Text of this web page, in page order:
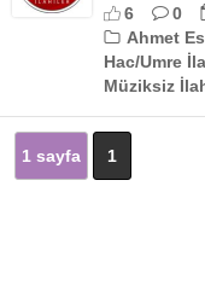
6
0
Ahmet
Hac/Umre
Müziksiz
1 sayfa 1